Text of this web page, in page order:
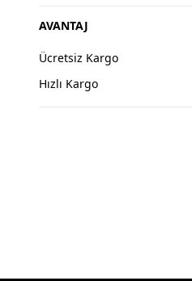
AVANTAJ
Ücretsiz Kargo
Hızlı Kargo